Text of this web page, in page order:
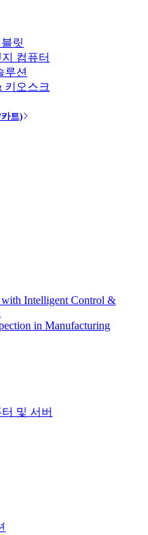
릿
컴퓨터
루션
키오스크
트)
Intelligent Control &
in Manufacturing
및 서버